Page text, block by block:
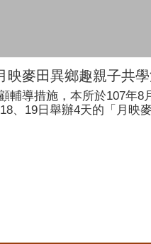
映麥田異鄉趣親子共
輔導措施，本所於107年8
、19日舉辦4天的「月映
動，課程內容活潑有趣，